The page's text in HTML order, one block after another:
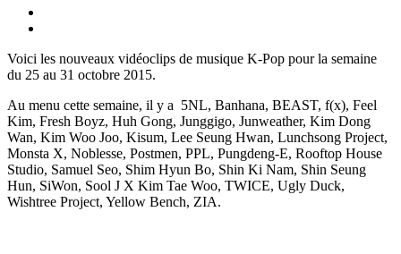
Voici les nouveaux vidéoclips de musique K-Pop pour la semaine
du 25 au 31 octobre 2015.
Au menu cette semaine, il y a 5NL, Banhana, BEAST, f(x), Feel
Kim, Fresh Boyz, Huh Gong, Junggigo, Junweather, Kim Dong
Wan, Kim Woo Joo, Kisum, Lee Seung Hwan, Lunchsong Project,
Monsta X, Noblesse, Postmen, PPL, Pungdeng-E, Rooftop House
Studio, Samuel Seo, Shim Hyun Bo, Shin Ki Nam, Shin Seung
Hun, SiWon, Sool J X Kim Tae Woo, TWICE, Ugly Duck,
Wishtree Project, Yellow Bench, ZIA.